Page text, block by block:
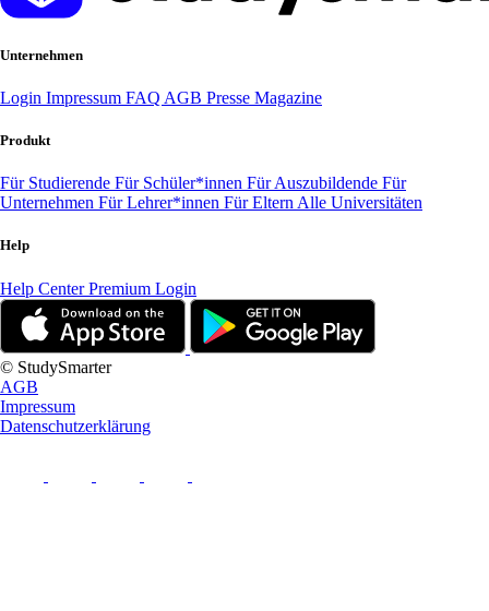
Unternehmen
Login Impressum FAQ AGB Presse Magazine
Produkt
Für Studierende Für Schüler*innen Für Auszubildende Für
Unternehmen Für Lehrer*innen Für Eltern Alle Universitäten
Help
Help CenterPremium Login
© StudySmarter
AGB
Impressum
Datenschutzerklärung